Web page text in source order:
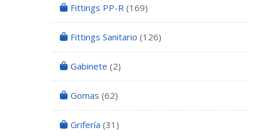
Fittings PP-R (169)
Fittings Sanitario (126)
Gabinete (2)
Gomas (62)
Grifería (31)